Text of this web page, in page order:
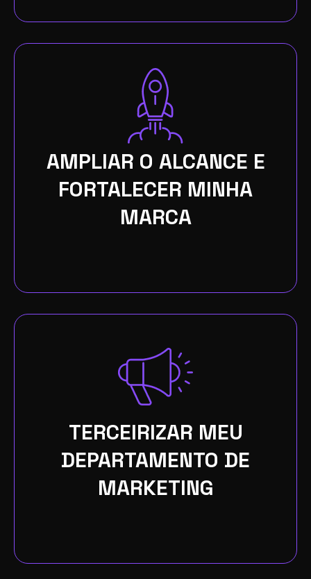
AMPLIAR O ALCANCE E
FORTALECER MINHA
MARCA
TERCEIRIZAR MEU
DEPARTAMENTO DE
MARKETING